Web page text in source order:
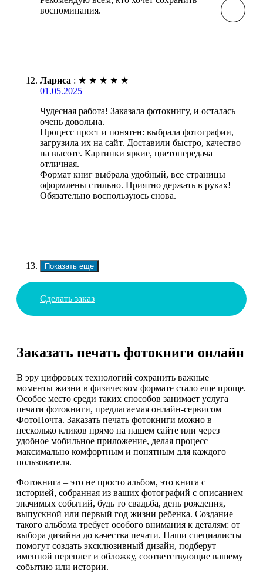
воспоминания.
Лариса : ★ ★ ★ ★ ★
01.05.2025
Чудесная работа! Заказала фотокнигу, и осталась
очень довольна.
Процесс прост и понятен: выбрала фотографии,
загрузила их на сайт. Доставили быстро, качество
на высоте. Картинки яркие, цветопередача
отличная.
Формат книг выбрала удобный, все страницы
оформлены стильно. Приятно держать в руках!
Обязательно воспользуюсь снова.
Показать еще
Сделать заказ
Заказать печать фотокниги онлайн
В эру цифровых технологий сохранить важные
моменты жизни в физическом формате стало еще проще.
Особое место среди таких способов занимает услуга
печати фотокниги, предлагаемая онлайн-сервисом
ФотоПочта. Заказать печать фотокниги можно в
несколько кликов прямо на нашем сайте или через
удобное мобильное приложение, делая процесс
максимально комфортным и понятным для каждого
пользователя.
Фотокнига – это не просто альбом, это книга с
историей, собранная из ваших фотографий с описанием
значимых событий, будь то свадьба, день рождения,
выпускной или первый год жизни ребенка. Создание
такого альбома требует особого внимания к деталям: от
выбора дизайна до качества печати. Наши специалисты
помогут создать эксклюзивный дизайн, подберут
именной переплет и обложку, соответствующие вашему
событию или истории.